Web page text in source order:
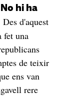
hi ha
d'aquest
fet una
de teixir
ens van
rere